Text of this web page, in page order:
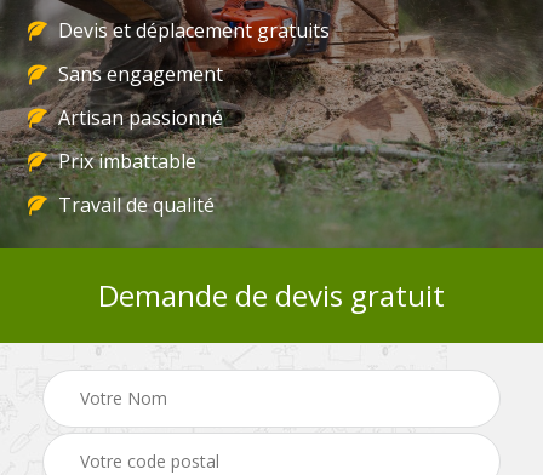
Devis et déplacement gratuits
Sans engagement
Artisan passionné
Prix imbattable
Travail de qualité
Demande de devis gratuit